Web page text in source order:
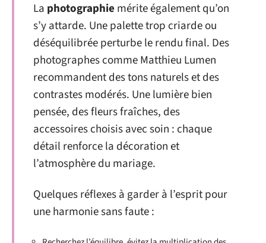
La photographie mérite également qu’on
s’y attarde. Une palette trop criarde ou
déséquilibrée perturbe le rendu final. Des
photographes comme Matthieu Lumen
recommandent des tons naturels et des
contrastes modérés. Une lumière bien
pensée, des fleurs fraîches, des
accessoires choisis avec soin : chaque
détail renforce la décoration et
l’atmosphère du mariage.
Quelques réflexes à garder à l’esprit pour
une harmonie sans faute :